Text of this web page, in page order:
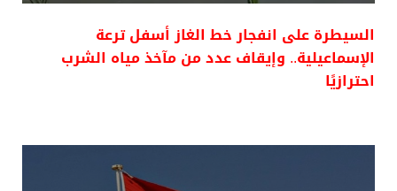
السيطرة على انفجار خط الغاز أسفل ترعة
الإسماعيلية.. وإيقاف عدد من مآخذ مياه الشرب
احترازيًا